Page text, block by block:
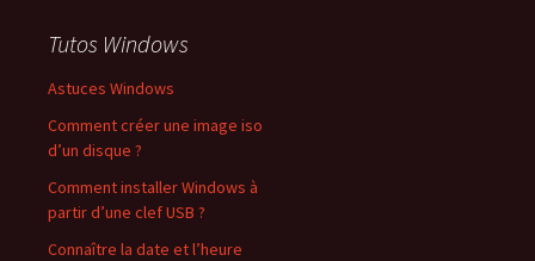
Tutos Windows
Astuces Windows
Comment créer une image iso
d’un disque ?
Comment installer Windows à
partir d’une clef USB ?
Connaître la date et l’heure